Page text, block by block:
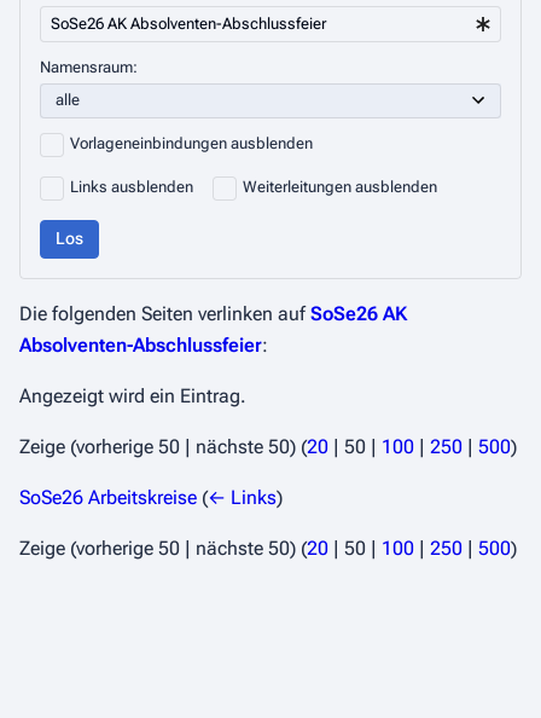
Namensraum:
Vorlageneinbindungen ausblenden
Links ausblenden Weiterleitungen ausblenden
Los
Die folgenden Seiten verlinken aufSoSe26 AK
Absolventen-Abschlussfeier:
Angezeigt wird ein Eintrag.
Zeige (vorherige 50 nächste 50) (20 50 100 250 500)
SoSe26 Arbeitskreise (← Links)
Zeige (vorherige 50 nächste 50) (20 50 100 250 500)